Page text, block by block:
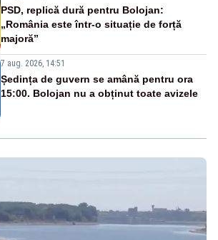
PSD, replică dură pentru Bolojan:
„România este într-o situație de forță
majoră”
7 aug. 2026, 14:51
Ședința de guvern se amână pentru ora
15:00. Bolojan nu a obținut toate avizele